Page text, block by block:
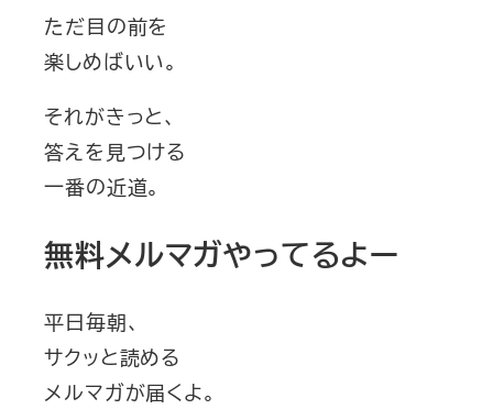
ただ目の前を
楽しめばいい。
それがきっと、
答えを見つける
一番の近道。
無料メルマガやってるよー
平日毎朝、
サクッと読める
メルマガが届くよ。